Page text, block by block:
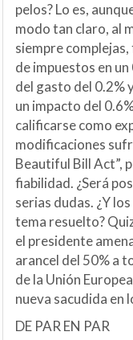
pelos? Lo es,
modo tan claro, al
siempre
de impuestos en
del gasto del 0.2%
un impacto del
calificarse como
modificaciones
Beautiful Bill Act”,
fiabilidad. ¿Será
serias dudas. ¿Y
tema resuelto?
el presidente
arancel del 50% a
de la Unión
nueva sacudida en
DE PAR EN PAR